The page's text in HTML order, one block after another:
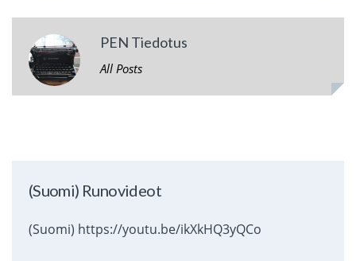
PEN Tiedotus
All Posts
(Suomi) Runovideot
(Suomi) https://youtu.be/ikXkHQ3yQCo